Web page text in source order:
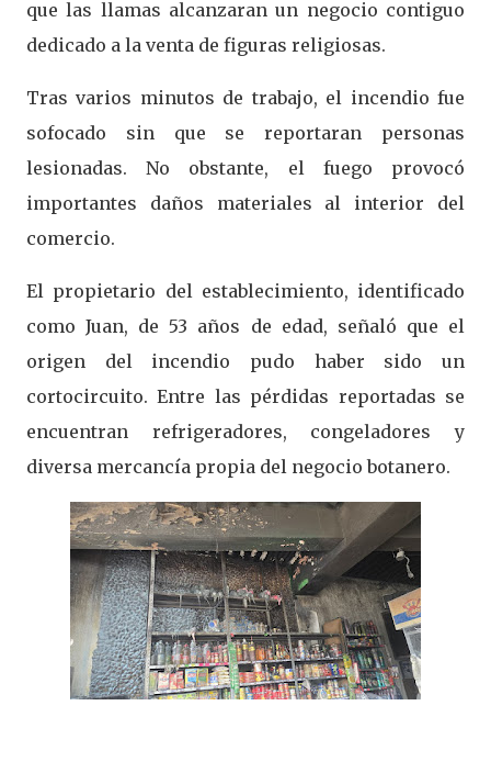
que las llamas alcanzaran un negocio contiguo
dedicado a la venta de figuras religiosas.
Tras varios minutos de trabajo, el incendio fue
sofocado sin que se reportaran personas
lesionadas. No obstante, el fuego provocó
importantes daños materiales al interior del
comercio.
El propietario del establecimiento, identificado
como Juan, de 53 años de edad, señaló que el
origen del incendio pudo haber sido un
cortocircuito. Entre las pérdidas reportadas se
encuentran refrigeradores, congeladores y
diversa mercancía propia del negocio botanero.